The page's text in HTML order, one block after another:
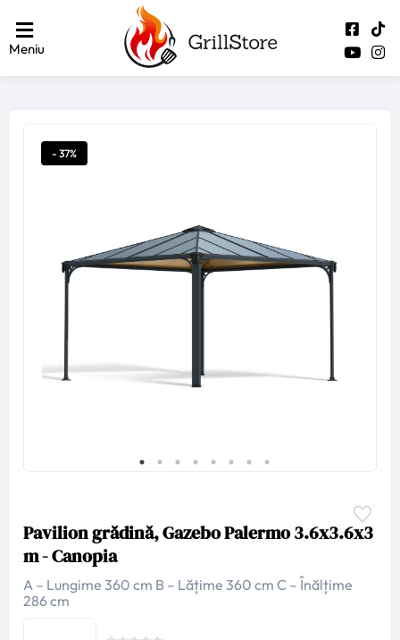
Meniu
- 37%
Pavilion grădină, Gazebo Palermo 3.6x3.6x3
m - Canopia
A – Lungime 360 cm B – Lățime 360 cm C – Înălțime
286 cm